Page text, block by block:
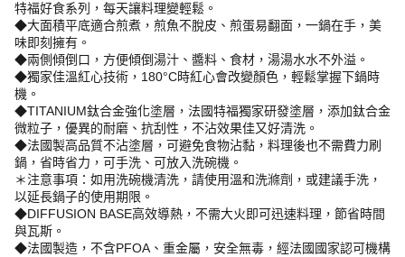
特福好食系列，每天讓料理變輕鬆。
◆大面積平底適合煎煮，煎魚不脫皮、煎蛋易翻面，一鍋在手，美
味即刻擁有。
◆兩側傾倒口，方便傾倒湯汁、醬料、食材，湯湯水水不外溢。
◆獨家佳溫紅心技術，180°C時紅心會改變顏色，輕鬆掌握下鍋時
機。
◆TITANIUM鈦合金強化塗層，法國特福獨家研發塗層，添加鈦合金
微粒子，優異的耐磨、抗刮性，不沾效果佳又好清洗。
◆法國製高品質不沾塗層，可避免食物沾黏，料理後也不需費力刷
鍋，省時省力，可手洗、可放入洗碗機。
＊注意事項：如用洗碗機清洗，請使用溫和洗滌劑，或建議手洗，
以延長鍋子的使用期限。
◆DIFFUSION BASE高效導熱，不需大火即可迅速料理，節省時間
與瓦斯。
◆法國製造，不含PFOA、重金屬，安全無毒，經法國國家認可機構